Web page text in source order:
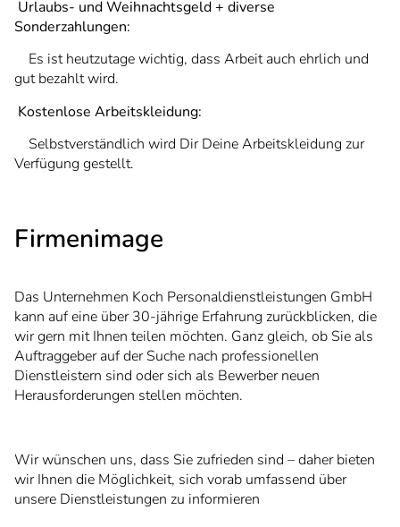
Urlaubs- und Weihnachtsgeld + diverse
Sonderzahlungen:
Es ist heutzutage wichtig, dass Arbeit auch ehrlich und
gut bezahlt wird.
Kostenlose Arbeitskleidung:
Selbstverständlich wird Dir Deine Arbeitskleidung zur
Verfügung gestellt.
Firmenimage
Das Unternehmen Koch Personaldienstleistungen GmbH
kann auf eine über 30-jährige Erfahrung zurückblicken, die
wir gern mit Ihnen teilen möchten. Ganz gleich, ob Sie als
Auftraggeber auf der Suche nach professionellen
Dienstleistern sind oder sich als Bewerber neuen
Herausforderungen stellen möchten.
Wir wünschen uns, dass Sie zufrieden sind – daher bieten
wir Ihnen die Möglichkeit, sich vorab umfassend über
unsere Dienstleistungen zu informieren